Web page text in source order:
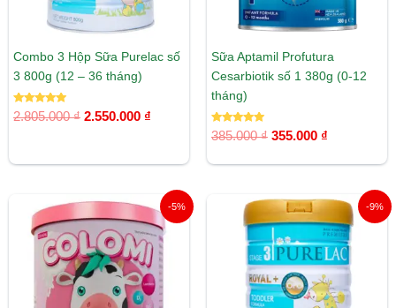
Combo 3 Hộp Sữa Purelac số
3 800g (12 – 36 tháng)
Được xếp
hạng
2.805.000₫ 2.550.000 ₫
Sữa Aptamil Profutura
Cesarbiotik số 1 380g (0-12
tháng)
Được xếp
hạng
385.000₫ 355.000 ₫
-5%
Giá
gốc
là:
580.000 ₫.
Giá
hiện
tại
là:
550.000 ₫.
-9%
Giá
gốc
là:
935.000 ₫.
Giá
hiện
tại
là:
850.000 ₫.